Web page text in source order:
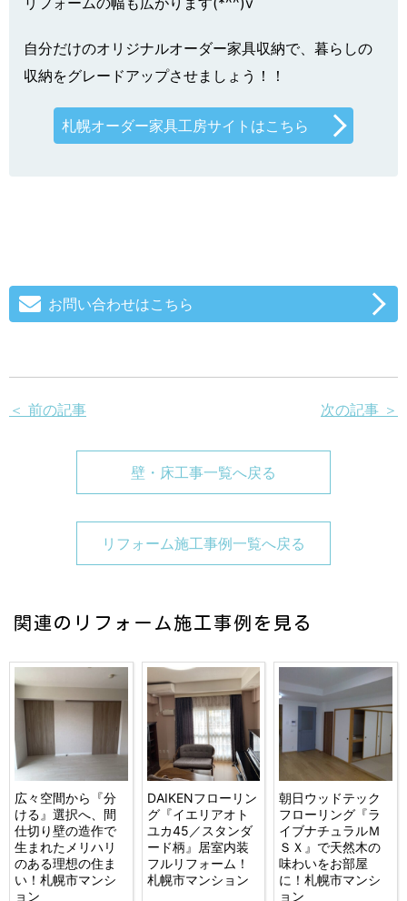
自分だけのオリジナルオーダー家具収納で、暮らしの
収納をグレードアップさせましょう！！
札幌オーダー家具工房サイトはこちら
お問い合わせはこちら
＜ 前の記事 次の記事 ＞
壁・床工事一覧へ戻る
リフォーム施工事例一覧へ戻る
関連のリフォーム施工事例を見る
広々空間から『分
ける』選択へ、間
仕切り壁の造作で
生まれたメリハリ
のある理想の住ま
い！札幌市マンシ
ョン
DAIKENフローリン
グ『イエリアオト
ユカ45／スタンダ
ード柄』居室内装
フルリフォーム！
札幌市マンション
朝日ウッドテック
フローリング『ラ
イブナチュラルＭ
ＳＸ』で天然木の
味わいをお部屋
に！札幌市マンシ
ョン